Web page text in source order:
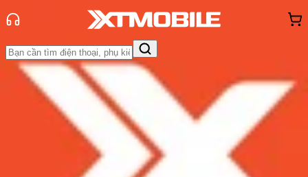
Trang chủ
Tin tức
Tin Mới
Đánh Giá - Trên TaySo Sánh Tư vấnKhuyến
Hỏi đáp App - Game Thông báo
hàng - Sự kiện